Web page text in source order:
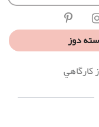
دوز